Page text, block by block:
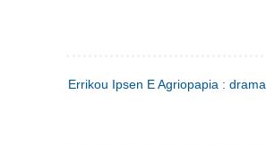
Errikou Ipsen E Agriopapia :